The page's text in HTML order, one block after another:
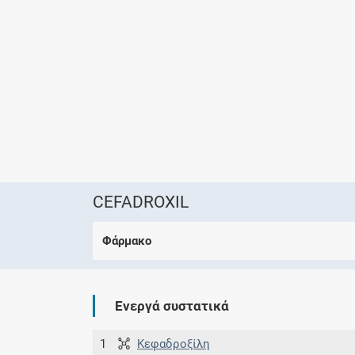
CEFADROXIL
Φάρμακο
Ενεργά συστατικά
1 Κεφαδροξίλη